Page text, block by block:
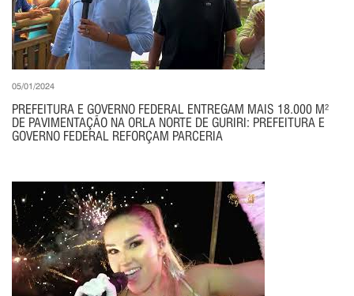
05/01/2024
PREFEITURA E GOVERNO FEDERAL ENTREGAM MAIS 18.000 M²
DE PAVIMENTAÇÃO NA ORLA NORTE DE GURIRI: PREFEITURA E
GOVERNO FEDERAL REFORÇAM PARCERIA